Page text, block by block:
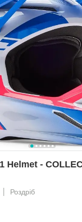
Helmet -
Роздріб